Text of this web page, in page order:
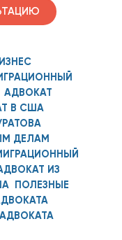
АДВОКАТ
В США
ДЕЛАМ
ИЗ
ПОЛЕЗНЫЕ